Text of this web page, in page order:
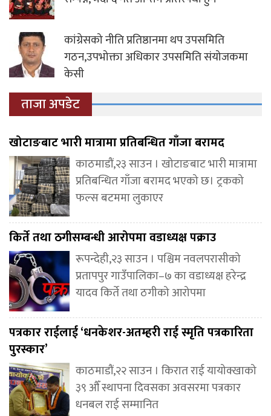
कांग्रेसको नीति प्रतिष्ठानमा थप उपसमिति
गठन,उपभोक्ता अधिकार उपसमिति संयोजकमा
केसी
ताजा अपडेट
खोटाङबाट भारी मात्रामा प्रतिबन्धित गाँजा बरामद
काठमाडौं,२३ साउन । खोटाङबाट भारी मात्रामा
प्रतिबन्धित गाँजा बरामद भएको छ। ट्रकको
फल्स बटममा लुकाएर
किर्ते तथा ठगीसम्बन्धी आरोपमा वडाध्यक्ष पक्राउ
रूपन्देही,२३ साउन । पश्चिम नवलपरासीको
प्रतापपुर गाउँपालिका–७ का वडाध्यक्ष हरेन्द्र
यादव किर्ते तथा ठगीको आरोपमा
पत्रकार राईलाई ‘धनकेशर-अतम्हरी राई स्मृति पत्रकारिता
पुरस्कार’
काठमाडौं,२२ साउन । किरात राई यायोक्खाको
३९ औँ स्थापना दिवसका अवसरमा पत्रकार
धनबल राई सम्मानित